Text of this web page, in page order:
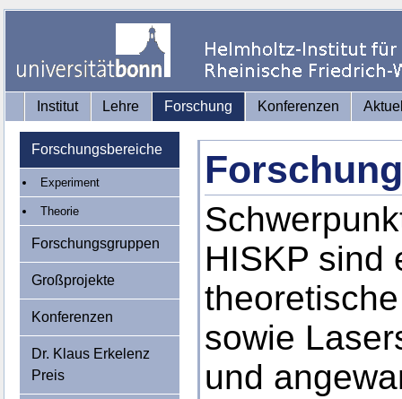
Institut Lehre Forschung Konferenzen
Forschungsbereiche
Experiment
Theorie
Forschungsgruppen
Großprojekte
Konferenzen
Dr. Klaus Erkelenz
Preis
HISKP sind
sowie
und